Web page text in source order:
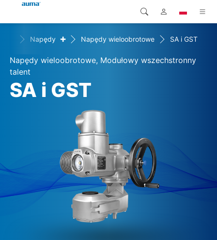
Produkty
Rozwiązania
Pliki do pobrania
Kontakt
Global
Europa
Azja i Pacyfik
Ameryka Północna
Wyszukaj
Napędy + Napędy wieloobrotowe SA i GST
Napędy wieloobrotowe, Modułowy wszechstronny
talent
SA i GST